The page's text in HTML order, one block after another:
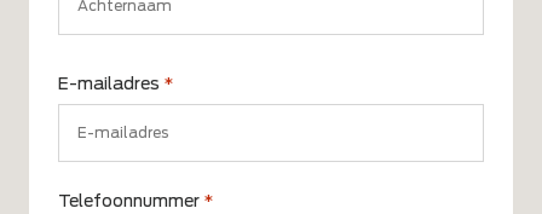
E-mailadres *
Telefoonnummer *